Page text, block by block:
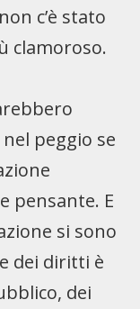
c’è stato
clamoroso.
peggio se
pensante. E
si sono
dei diritti è
dei